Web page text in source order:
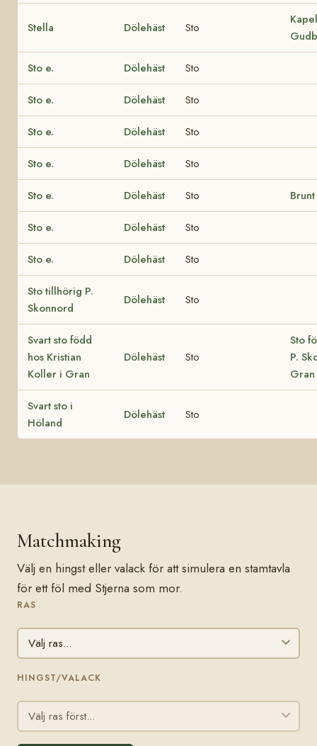
Stella Dölehäst Sto
Sto e. Dölehäst Sto
Sto e. Dölehäst Sto
Sto e. Dölehäst Sto
Sto e. Dölehäst Sto
Sto e. Dölehäst Sto
Sto e. Dölehäst Sto
Sto e. Dölehäst Sto
Sto tillhörig P.
Skonnord
Dölehäst Sto
Svart sto född
hos Kristian
Koller i Gran
Dölehäst Sto
Sto
P.
Gran
Svart sto i
Höland
Dölehäst Sto
Matchmaking
Välj en hingst eller valack för att simulera en stamtavla
för ett föl med Stjerna som mor.
RAS
HINGST/VALACK